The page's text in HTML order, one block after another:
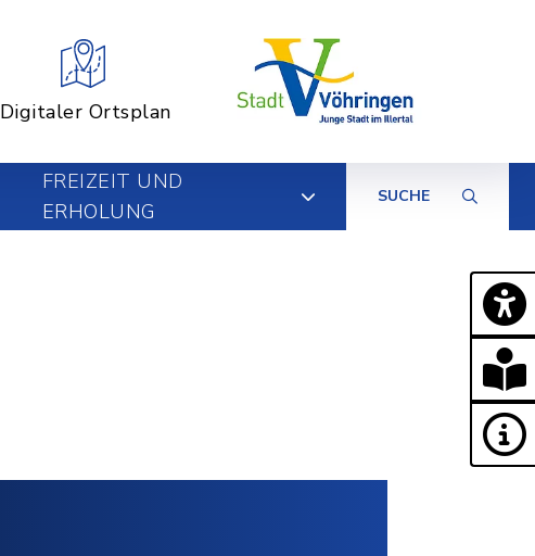
Digitaler Ortsplan
FREIZEIT UND
ERHOLUNG
SUCHE